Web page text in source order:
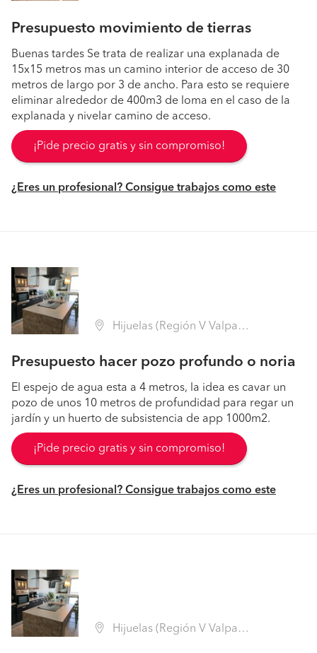
Presupuesto movimiento de tierras
Buenas tardes Se trata de realizar una explanada de
15x15 metros mas un camino interior de acceso de 30
metros de largo por 3 de ancho. Para esto se requiere
eliminar alrededor de 400m3 de loma en el caso de la
explanada y nivelar camino de acceso.
¡Pide precio gratis y sin compromiso!
¿Eres un profesional? Consigue trabajos como este
Hijuelas (Región V Valparaíso - Quillota)
Presupuesto hacer pozo profundo o noria
El espejo de agua esta a 4 metros, la idea es cavar un
pozo de unos 10 metros de profundidad para regar un
jardín y un huerto de subsistencia de app 1000m2.
¡Pide precio gratis y sin compromiso!
¿Eres un profesional? Consigue trabajos como este
Hijuelas (Región V Valparaíso - Quillota)